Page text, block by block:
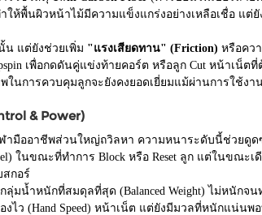
ให้พื้นผิวหน้าไม้มีความแข็งแกร่งอย่างเหลือเชื่อ แต่
น แต่ยังช่วยเพิ่ม "แรงเสียดทาน" (Friction) หรือคว
เพื่อกดดันคู่แข่งท้ายคอร์ต หรือลูก Cut หน้าเน็ตที่
การควบคุมลูกจะยังคงยอดเยี่ยมแม้ผ่านการใช้งา
& Power)
ฬามืออาชีพส่วนใหญ่ถวิลหา ความหนาระดับนี้ช่วยดู
ในขณะที่ทำการ Block หรือ Reset ลูก แต่ในขณะเ
กอร์
มน้ำหนักที่สมดุลที่สุด (Balanced Weight) ไม่หนักจ
ไว (Hand Speed) หน้าเน็ต แต่ยังมีมวลที่หนักแน่นพ